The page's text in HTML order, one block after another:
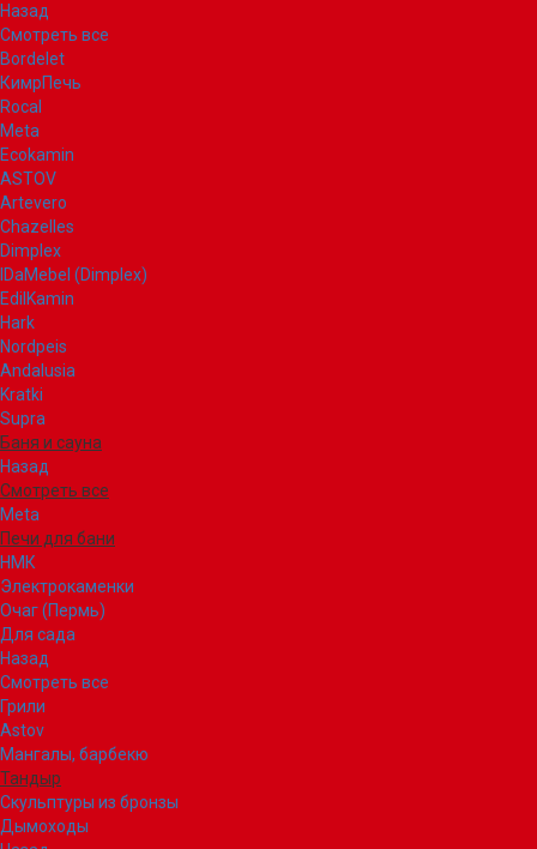
Назад
Смотреть все
Bordelet
КимрПечь
Rocal
Meta
Ecokamin
ASTOV
Artevero
Chazelles
Dimplex
IDaMebel (Dimplex)
EdilKamin
Hark
Nordpeis
Andalusia
Kratki
Supra
Баня и сауна
Назад
Смотреть все
Meta
Печи для бани
НМК
Электрокаменки
Очаг (Пермь)
Для сада
Назад
Смотреть все
Грили
Astov
Мангалы, барбекю
Тандыр
Скульптуры из бронзы
Дымоходы